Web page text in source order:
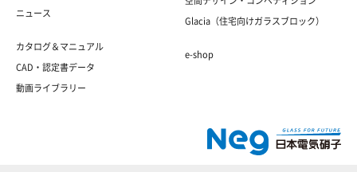
ニュース
カタログ＆マニュアル
CAD・認定書データ
動画ライブラリー
Glacia（住宅向けガラスブロック）
e-shop